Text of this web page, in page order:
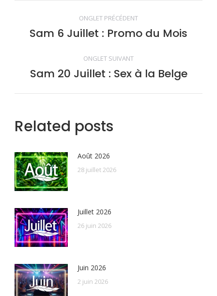
Navigation
de
commentaire
ONGLET PRÉCÉDENT
Onglet
Sam 6 Juillet : Promo du Mois
ONGLET SUIVANT
Onglet
Sam 20 Juillet : Sex à la Belge
Related posts
Août 2026
28 juillet 2026
Juillet 2026
26 juin 2026
Juin 2026
2 juin 2026